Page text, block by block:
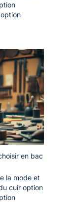
en bac
la mode et
cuir option